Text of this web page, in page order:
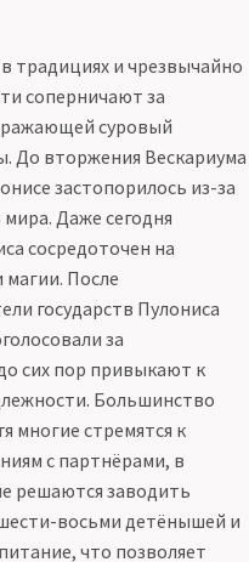
традициях и чрезвычайно
соперничают за
суровый
До вторжения Вескариума
застопорилось из-за
Даже сегодня
сосредоточен на
После
государств Пулониса
за
сих пор привыкают к
Большинство
многие стремятся к
с партнёрами, в
решаются заводить
восьми детёнышей и
что позволяет